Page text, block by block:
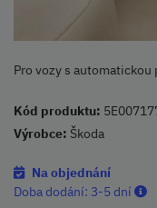
Pro vozy s automatickou
Kód produktu:
Výrobce: Škoda
Na objednání
Doba dodání: 3-5 dní